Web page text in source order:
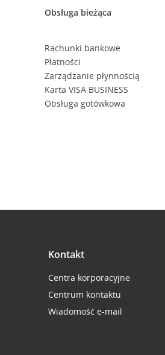
Obsługa bieżąca
Rachunki bankowe
Płatności
Zarządzanie płynnością
Karta VISA BUSINESS
Obsługa gotówkowa
Kontakt
Centra korporacyjne
Centrum kontaktu
Wiadomość e-mail